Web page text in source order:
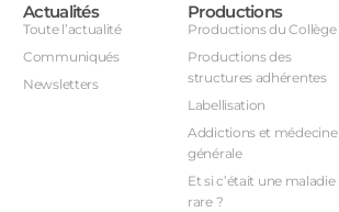
Actualités
Toute l’actualité
Communiqués
Newsletters
Productions
Productions du Collège
Productions des
structures adhérentes
Labellisation
Addictions et médecine
générale
Et si c’était une maladie
rare ?